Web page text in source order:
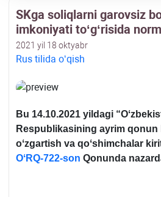
SKga soliqlarni garovsiz
imkoniyati toʻgʻrisida
2021 yil 18 oktyabr
Rus tilida oʻqish
Bu 14.10.2021 yildagi
Respublikasining ayrim qonun
oʻzgartish va qoʻshimchalar
OʻRQ-722-son Qonunda